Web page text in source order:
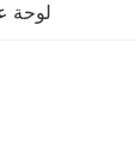
لوحة